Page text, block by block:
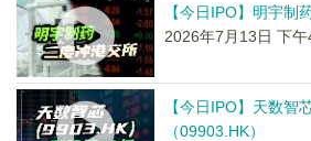
【今日IPO】明宇制
2026年7月13日 下午
【今日IPO】天数智
（09903.HK）